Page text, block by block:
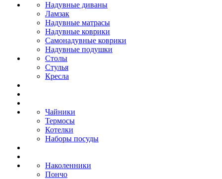
Надувные диваны
Ламзак
Надувные матрасы
Надувные коврики
Самонадувные коврики
Надувные подушки
Столы
Стулья
Кресла
Чайники
Термосы
Котелки
Наборы посуды
Наколенники
Пончо